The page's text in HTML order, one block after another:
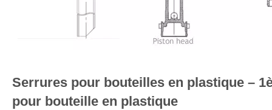
Serrures pour bouteilles en plastique –
pour bouteille en plastique